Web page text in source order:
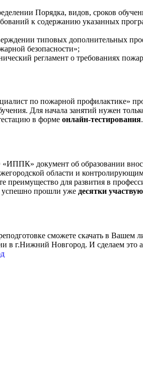
Порядка, видов, сроков
к содержанию указанных
типовых дополнительных
безопасности»;
регламент о требованиях
по пожарной профилактике»
Для начала занятий нужен
в форме онлайн-тестирования
документ об образовании
области и
для развития в
успешно прошли уже десятки
сможете скачать в Вашем
в г.Нижний Новгород. И сделаем это